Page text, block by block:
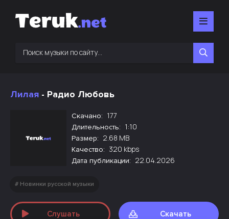
Лилая - Радио Любовь
Скачано: 177
Длительность: 1:10
Размер: 2.68 MB
Качество: 320 kbps
Дата публикации: 22.04.2026
Новинки русской музыки
Слушать Скачать